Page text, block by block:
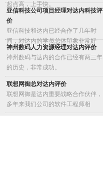
起点高，上手快。
亚信科技公司项目经理对达内科技评
价
亚信科技和达内已经合作了几年时
间，对达内的学员总体印象非常好
神州数码人力资源经理对达内评价
神州数码与达内的合作已经有两三年
的历史，非常成功。
联想网御总对达内评价
联想网御是达内重要战略合作伙伴，
多年来我们公司的软件工程师相